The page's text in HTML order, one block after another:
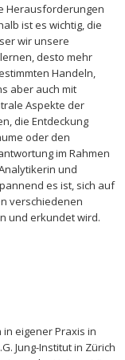
Herausforderungen
ist es wichtig, die
wir unsere
desto mehr
Handeln,
aber auch mit
Aspekte der
die Entdeckung
oder den
im Rahmen
und
es ist, sich auf
verschiedenen
und erkundet wird.
in eigener Praxis in
Jung-Institut in Zürich